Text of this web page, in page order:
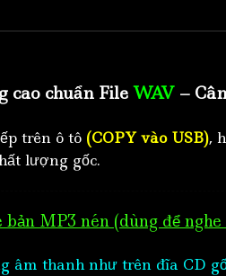
cao chuẩn File WAV–
trên ô tô (COPY vào USB),
lượng gốc.
bản MP3 nén (dùng để
âm thanh như trên đĩa CD